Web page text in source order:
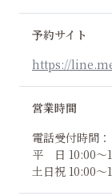
予約サイト
https://
営業時間
電話受付時間：
平 日 10:00～
土日祝 10:00～